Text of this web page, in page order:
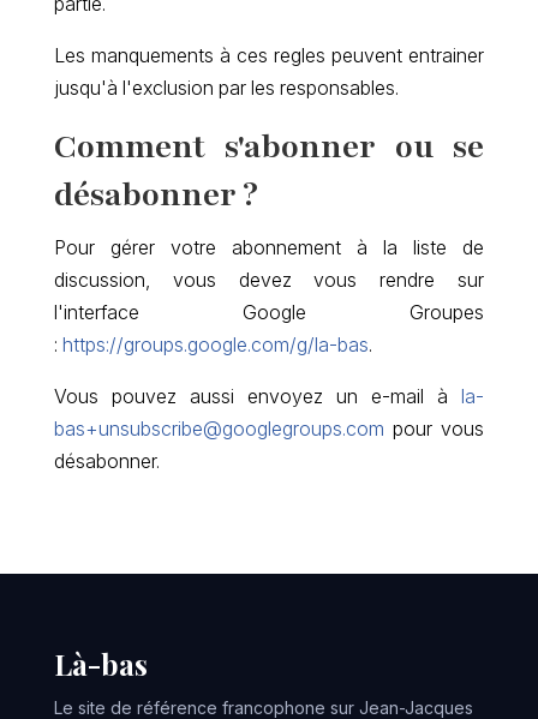
Les manquements à ces regles peuvent entrainer
jusqu'à l'exclusion par les responsables.
Comment s'abonner ou se
désabonner ?
Pour gérer votre abonnement à la liste de
discussion, vous devez vous rendre sur
l'interface Google Groupes
: https://groups.google.com/g/la-bas.
Vous pouvez aussi envoyez un e-mail àla-
bas+unsubscribe@googlegroups.com pour vous
désabonner.
Là-bas
Le site de référence francophone sur Jean-Jacques